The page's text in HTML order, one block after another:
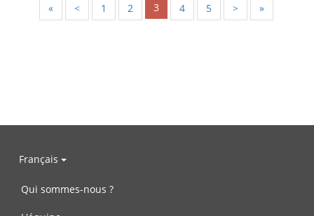
« < 1 2 3 4 5 > »
Français
Qui sommes-nous ?